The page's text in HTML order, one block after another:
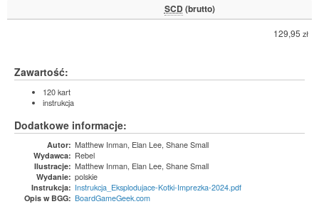
SCD (brutto)
129,95 zł
Zawartość:
120 kart
instrukcja
Dodatkowe informacje:
Autor: Matthew Inman, Elan Lee, Shane Small
Wydawca: Rebel
Ilustracje: Matthew Inman, Elan Lee, Shane Small
Wydanie: polskie
Instrukcja: Instrukcja_Eksplodujace-Kotki-Imprezka-2024.pdf
Opis w BGG: BoardGameGeek.com